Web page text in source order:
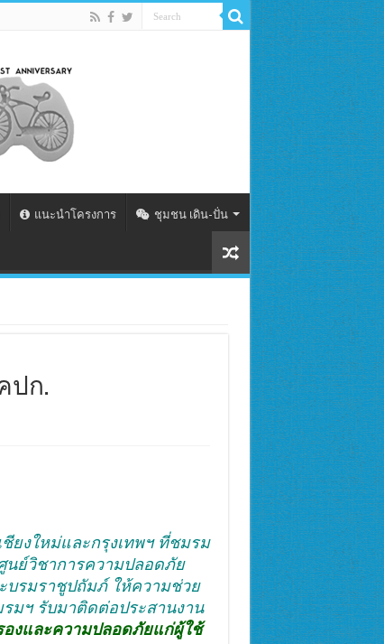
แนะนำโครงการ ชุมชน เดิน-ปั่น
ปก.
ยงใหม่และกรุงเทพฯ ที่ชมรม
นย์วิชาการความปลอดภัย
บรมราชูปถัมภ์ ให้ความช่วย
มฯ รับมาติดต่อประสานงาน
งและความปลอดภัยแก่ผู้ใช้